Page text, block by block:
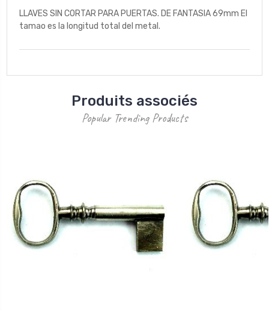
LLAVES SIN CORTAR PARA PUERTAS. DE FANTASIA 69mm El
tamao es la longitud total del metal.
Produits associés
Popular Trending Products